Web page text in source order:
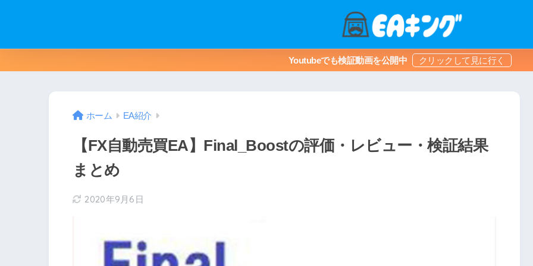
Youtubeでも検証動画を公開中
ホーム EA紹介
【FX自動売買EA】Final_Boostの評価・レビュー・検証結果
まとめ
2020年9月6日